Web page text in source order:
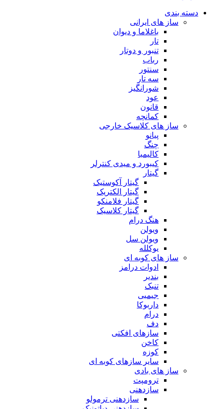
دسته بندی
ساز های ایرانی
باغلاما و دیوان
تار
تنبور و دوتار
رباب
سنتور
سه تار
شورانگیز
عود
قانون
کمانچه
ساز های کلاسیک خارجی
پیانو
چنگ
کالیمبا
کیبورد و میدی کنترلر
گیتار
گیتار آکوستیک
گیتار الکتریک
گیتار فلامنکو
گیتار کلاسیک
هنگ درام
ویولن
ویولن سل
یوکلله
ساز های کوبه ای
ادوات درامز
بندیر
تنبک
جیمبی
داربوکا
درام
دف
سازهای افکتی
کاخن
کوزه
سایر سازهای کوبه ای
ساز های بادی
ترومپت
سازدهنی
سازدهنی ترمولو